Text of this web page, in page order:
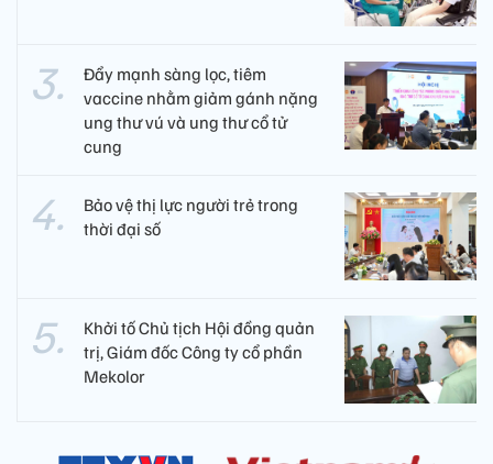
Đẩy mạnh sàng lọc, tiêm
vaccine nhằm giảm gánh nặng
ung thư vú và ung thư cổ tử
cung
Bảo vệ thị lực người trẻ trong
thời đại số
Khởi tố Chủ tịch Hội đồng quản
trị, Giám đốc Công ty cổ phần
Mekolor